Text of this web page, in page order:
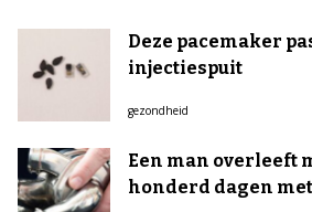
Deze pacemaker
injectiespuit
gezondheid
Een man overleeft
honderd dagen